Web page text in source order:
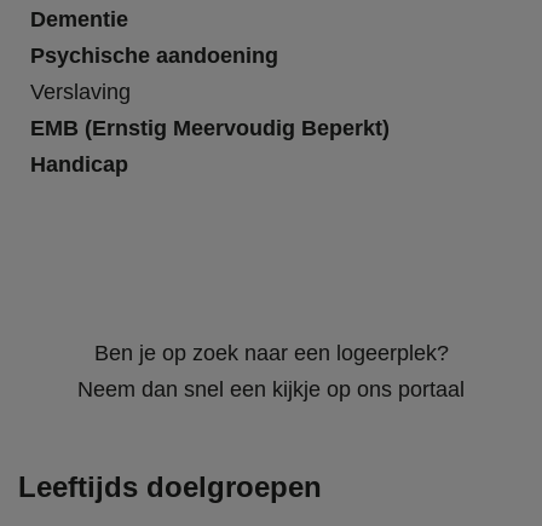
Dementie
Psychische aandoening
Verslaving
EMB (Ernstig Meervoudig Beperkt)
Handicap
Ben je op zoek naar een logeerplek?
Neem dan snel een kijkje op ons portaal
Leeftijds doelgroepen